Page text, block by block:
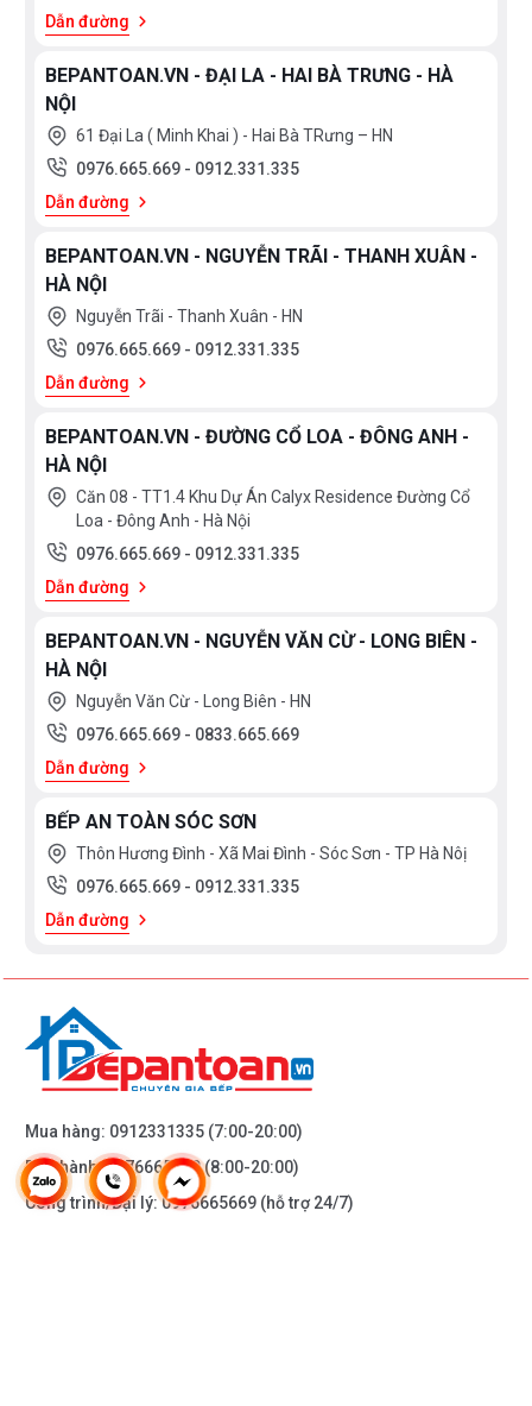
Dẫn đường
BEPANTOAN.VN - ĐẠI LA - HAI BÀ TRƯNG - HÀ
NỘI
61 Đại La ( Minh Khai ) - Hai Bà TRưng – HN
0976.665.669 - 0912.331.335
Dẫn đường
BEPANTOAN.VN - NGUYỄN TRÃI - THANH XUÂN -
HÀ NỘI
Nguyễn Trãi - Thanh Xuân - HN
0976.665.669 - 0912.331.335
Dẫn đường
BEPANTOAN.VN - ĐƯỜNG CỔ LOA - ĐÔNG ANH -
HÀ NỘI
Căn 08 - TT1.4 Khu Dự Án Calyx Residence Đường Cổ
Loa - Đông Anh - Hà Nội
0976.665.669 - 0912.331.335
Dẫn đường
BEPANTOAN.VN - NGUYỄN VĂN CỪ - LONG BIÊN -
HÀ NỘI
Nguyễn Văn Cừ - Long Biên - HN
0976.665.669 - 0833.665.669
Dẫn đường
BẾP AN TOÀN SÓC SƠN
Thôn Hương Đình - Xã Mai Đình - Sóc Sơn - TP Hà Nôị
0976.665.669 - 0912.331.335
Dẫn đường
Mua hàng: 0912331335 (7:00-20:00)
Bảo hành:0976665669(8:00-20:00)
Công trình/Đại lý:0976665669 (hỗ trợ 24/7)